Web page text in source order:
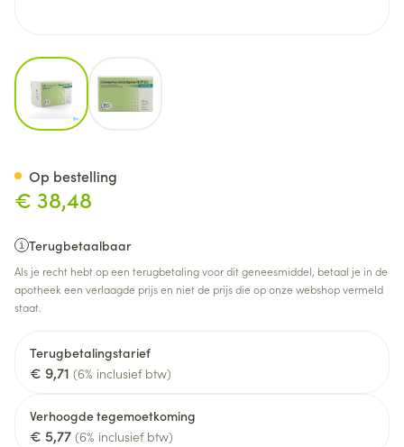
View larger image
€ 38,48
Terugbetaalbaar
Als je recht hebt op een terugbetaling voor dit geneesmiddel, betaal je in de
apotheek een verlaagde prijs en niet de prijs die op onze webshop vermeld
staat.
Terugbetalingstarief
€ 9,71 (6% inclusief btw)
Verhoogde tegemoetkoming
€ 5,77 (6% inclusief btw)
Op bestelling